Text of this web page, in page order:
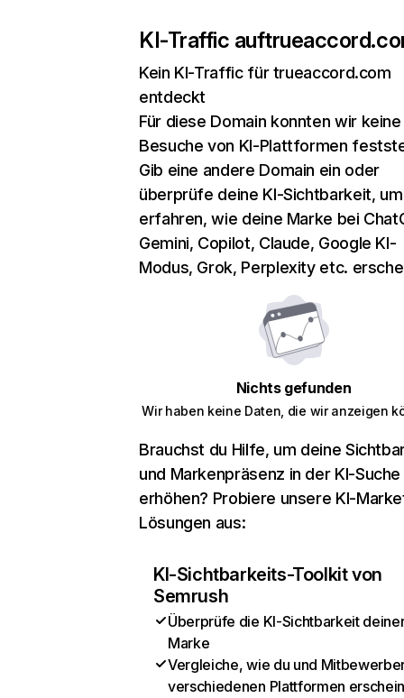
KI-Traffic auf
Kein KI-Traffic für trueaccord.com
entdeckt
Für diese Domain konnten wir keine
Besuche von KI-Plattformen
Gib eine andere Domain ein oder
überprüfe deine KI-Sichtbarkeit,
erfahren, wie deine Marke bei
Gemini, Copilot, Claude, Google KI-
Modus, Grok, Perplexity etc.
Nichts gefunden
Wir haben keine Daten, die wir anzeigen
Brauchst du Hilfe, um deine
und Markenpräsenz in der KI-Suche
erhöhen? Probiere unsere KI-
Lösungen aus:
KI-Sichtbarkeits-Toolkit von
Semrush
Überprüfe die KI-Sichtbarkeit
Marke
Vergleiche, wie du und
verschiedenen Plattformen